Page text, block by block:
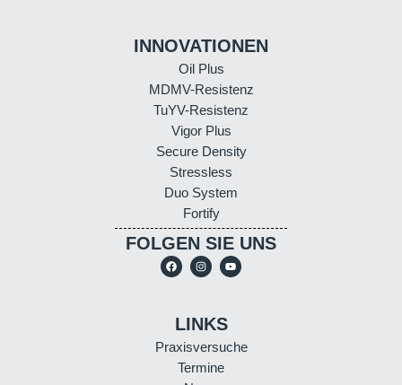
INNOVATIONEN
Oil Plus
MDMV-Resistenz
TuYV-Resistenz
Vigor Plus
Secure Density
Stressless
Duo System
Fortify
FOLGEN SIE UNS
LINKS
Praxisversuche
Termine